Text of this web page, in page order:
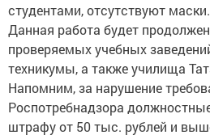
студентами, отсутствуют маски.
Данная работа будет
проверяемых учебных
техникумы, а также училища
Напомним, за нарушение
Роспотребнадзора
штрафу от 50 тыс. рублей и